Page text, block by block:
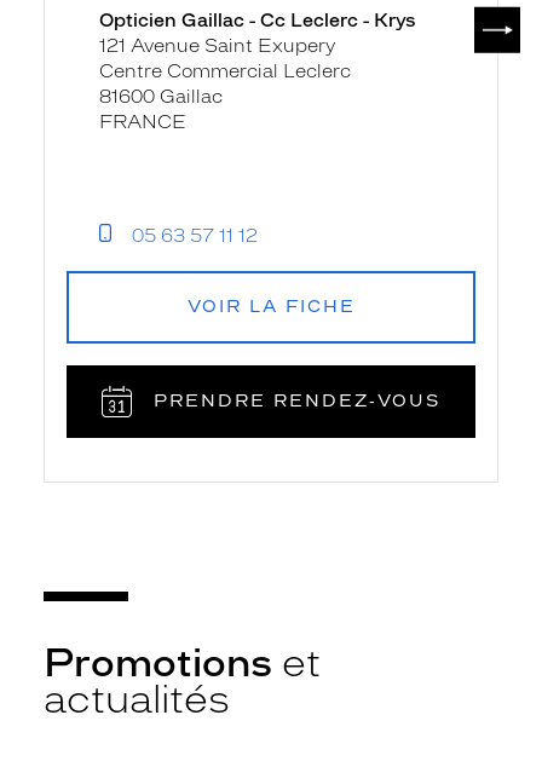
Opticien Gaillac - Cc Leclerc - Krys
121 Avenue Saint Exupery
Centre Commercial Leclerc
81600 Gaillac
FRANCE
05 63 57 11 12
VOIR LA FICHE
PRENDRE RENDEZ‑VOUS
Promotions et
actualités